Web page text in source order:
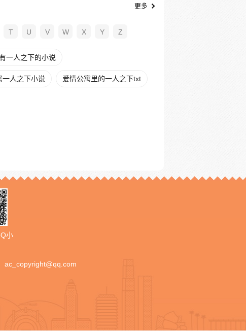
更多
T U V W X Y Z
一人之下的小说
一人之下小说 爱情公寓里的一人之下txt
小
ac_copyright@qq.com